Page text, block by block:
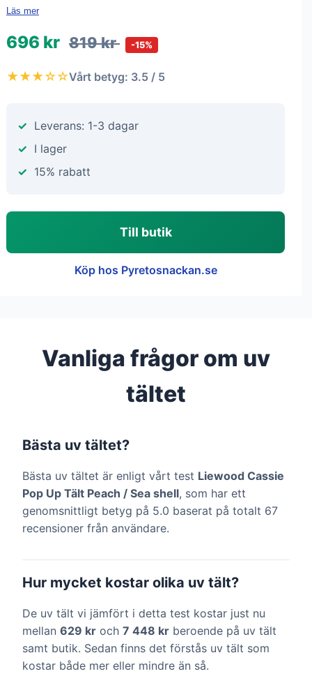
Läs mer
696 kr 819 kr -15%
★★★☆☆Vårt betyg: 3.5 / 5
Leverans: 1-3 dagar
I lager
15% rabatt
Till butik
Köp hos Pyretosnackan.se
Vanliga frågor om uv
tältet
Bästa uv tältet?
Bästa uv tältet är enligt vårt test Liewood Cassie
Pop Up Tält Peach / Sea shell, som har ett
genomsnittligt betyg på 5.0 baserat på totalt 67
recensioner från användare.
Hur mycket kostar olika uv tält?
De uv tält vi jämfört i detta test kostar just nu
mellan 629 kr och 7 448 kr beroende på uv tält
samt butik. Sedan finns det förstås uv tält som
kostar både mer eller mindre än så.